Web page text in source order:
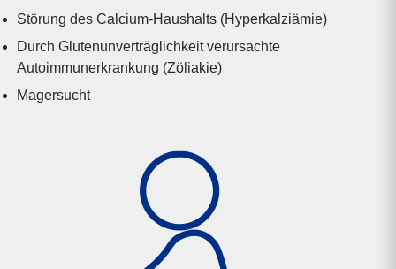
Störung des Calcium-Haushalts (Hyper­kalziämie)
Durch Gluten­unverträglich­keit verursachte
Autoimmun­erkrankung (Zöliakie)
Magersucht